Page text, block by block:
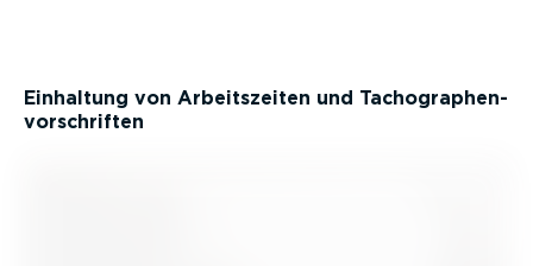
Einhaltung von Arbeits­zeiten und Tacho­gra­phen­
vor­schriften